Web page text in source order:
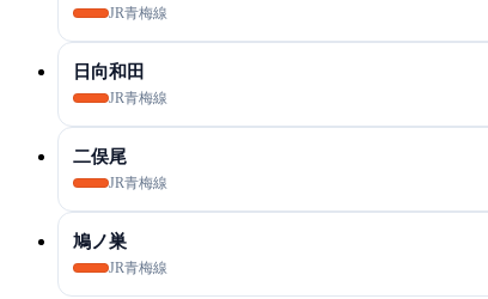
JR青梅線
日向和田
JR青梅線
二俣尾
JR青梅線
鳩ノ巣
JR青梅線